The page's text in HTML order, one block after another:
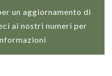
un aggiornamento di
ai nostri numeri per